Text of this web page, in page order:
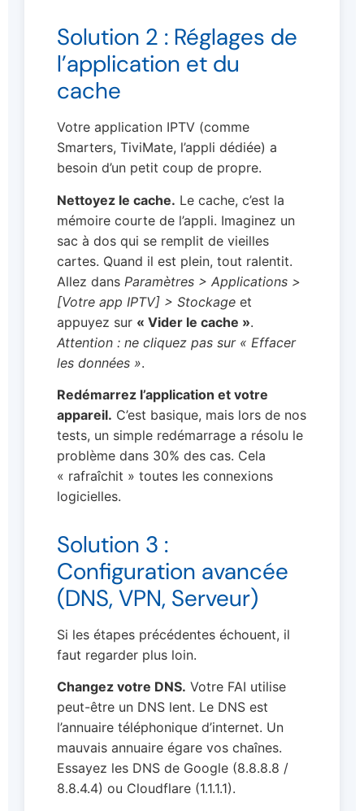
Solution 2 : Réglages de
l’application et du
cache
Votre application IPTV (comme
Smarters, TiviMate, l’appli dédiée) a
besoin d’un petit coup de propre.
Nettoyez le cache. Le cache, c’est la
mémoire courte de l’appli. Imaginez un
sac à dos qui se remplit de vieilles
cartes. Quand il est plein, tout ralentit.
Allez dans Paramètres > Applications >
[Votre app IPTV] > Stockage et
appuyez sur « Vider le cache ».
Attention : ne cliquez pas sur « Effacer
les données ».
Redémarrez l’application et votre
appareil. C’est basique, mais lors de nos
tests, un simple redémarrage a résolu le
problème dans 30% des cas. Cela
« rafraîchit » toutes les connexions
logicielles.
Solution 3 :
Configuration avancée
(DNS, VPN, Serveur)
Si les étapes précédentes échouent, il
faut regarder plus loin.
Changez votre DNS. Votre FAI utilise
peut-être un DNS lent. Le DNS est
l’annuaire téléphonique d’internet. Un
mauvais annuaire égare vos chaînes.
Essayez les DNS de Google (8.8.8.8 /
8.8.4.4) ou Cloudflare (1.1.1.1).